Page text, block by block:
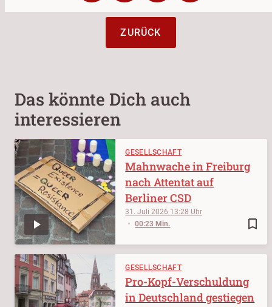
ZURÜCK
Das könnte Dich auch
interessieren
GESELLSCHAFT
bookmark_border
31. Juli 2026 13:28
00:23 Min.
Mahnwache in Freiburg
nach Attentat auf
Berliner CSD
GESELLSCHAFT
Pro-Kopf-Verschuldung
in Deutschland gestiegen